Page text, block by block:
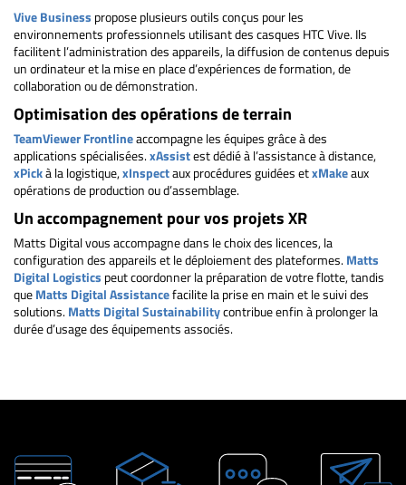
Vive Business propose plusieurs outils conçus pour les
environnements professionnels utilisant des casques HTC Vive. Ils
facilitent l’administration des appareils, la diffusion de contenus depuis
un ordinateur et la mise en place d’expériences de formation, de
collaboration ou de démonstration.
Optimisation des opérations de terrain
TeamViewer Frontlineaccompagne les équipes grâce à des
applications spécialisées.xAssistest dédié à l’assistance à distance,
xPickà la logistique,xInspectaux procédures guidées etxMakeaux
opérations de production ou d’assemblage.
Un accompagnement pour vos projets XR
Matts Digital vous accompagne dans le choix des licences, la
configuration des appareils et le déploiement des plateformes.Matts
Digital Logistics peut coordonner la préparation de votre flotte, tandis
queMatts Digital Assistancefacilite la prise en main et le suivi des
solutions.Matts Digital Sustainabilitycontribue enfin à prolonger la
durée d’usage des équipements associés.